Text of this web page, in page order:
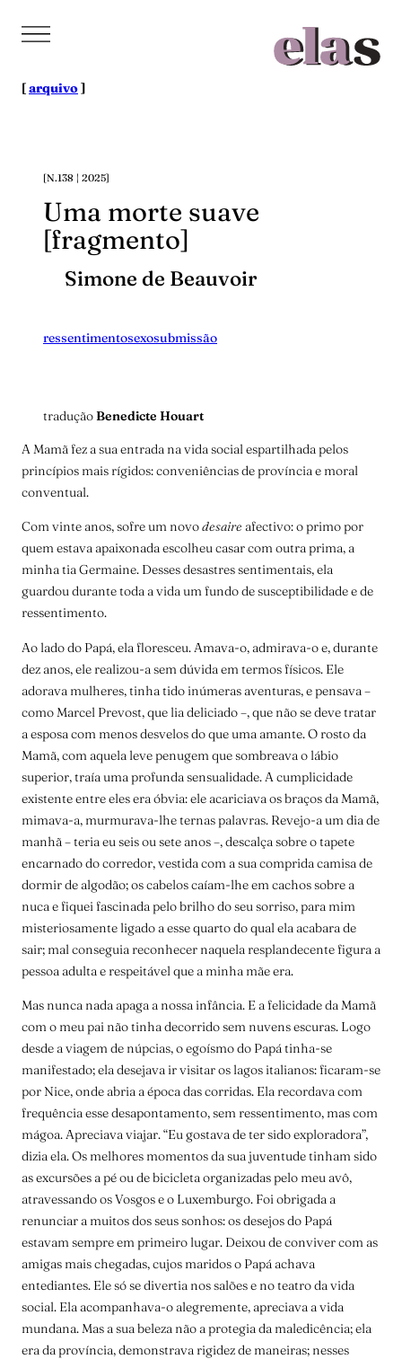
para
[arquivo]
[N.138 | 2025]
Uma morte suave
[fragmento]
Simone de Beauvoir
ressentimentosexosubmissão
traduçãoBenedicte Houart
A Mamã fez a sua entrada na vida social espartilhada pelos
princípios mais rígidos: conveniências de província e moral
conventual.
Com vinte anos, sofre um novodesaire afectivo: o primo por
quem estava apaixonada escolheu casar com outra prima, a
minha tia Germaine. Desses desastres sentimentais, ela
guardou durante toda a vida um fundo de susceptibilidade e de
ressentimento.
Ao lado do Papá, ela floresceu. Amava-o, admirava-o e, durante
dez anos, ele realizou-a sem dúvida em termos físicos. Ele
adorava mulheres, tinha tido inúmeras aventuras, e pensava –
como Marcel Prevost, que lia deliciado –, que não se deve tratar
a esposa com menos desvelos do que uma amante. O rosto da
Mamã, com aquela leve penugem que sombreava o lábio
superior, traía uma profunda sensualidade. A cumplicidade
existente entre eles era óbvia: ele acariciava os braços da Mamã,
mimava-a, murmurava-lhe ternas palavras. Revejo-a um dia de
manhã – teria eu seis ou sete anos –, descalça sobre o tapete
encarnado do corredor, vestida com a sua comprida camisa de
dormir de algodão; os cabelos caíam-lhe em cachos sobre a
nuca e fiquei fascinada pelo brilho do seu sorriso, para mim
misteriosamente ligado a esse quarto do qual ela acabara de
sair; mal conseguia reconhecer naquela resplandecente figura a
pessoa adulta e respeitável que a minha mãe era.
Mas nunca nada apaga a nossa infância. E a felicidade da Mamã
com o meu pai não tinha decorrido sem nuvens escuras. Logo
desde a viagem de núpcias, o egoísmo do Papá tinha-se
manifestado; ela desejava ir visitar os lagos italianos: ficaram-se
por Nice, onde abria a época das corridas. Ela recordava com
frequência esse desapontamento, sem ressentimento, mas com
mágoa. Apreciava viajar. “Eu gostava de ter sido exploradora”,
dizia ela. Os melhores momentos da sua juventude tinham sido
as excursões a pé ou de bicicleta organizadas pelo meu avô,
atravessando os Vosgos e o Luxemburgo. Foi obrigada a
renunciar a muitos dos seus sonhos: os desejos do Papá
estavam sempre em primeiro lugar. Deixou de conviver com as
amigas mais chegadas, cujos maridos o Papá achava
entediantes. Ele só se divertia nos salões e no teatro da vida
social. Ela acompanhava-o alegremente, apreciava a vida
mundana. Mas a sua beleza não a protegia da maledicência; ela
era da província, demonstrava rigidez de maneiras; nesses